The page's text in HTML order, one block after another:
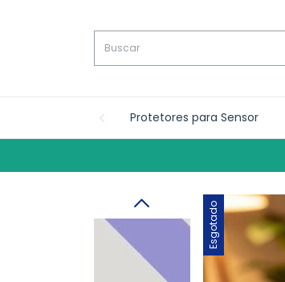
Protetores para Sensor
Esgotado